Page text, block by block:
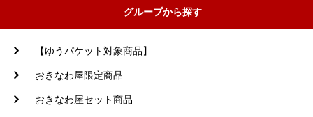
グループから探す
【ゆうパケット対象商品】
おきなわ屋限定商品
おきなわ屋セット商品